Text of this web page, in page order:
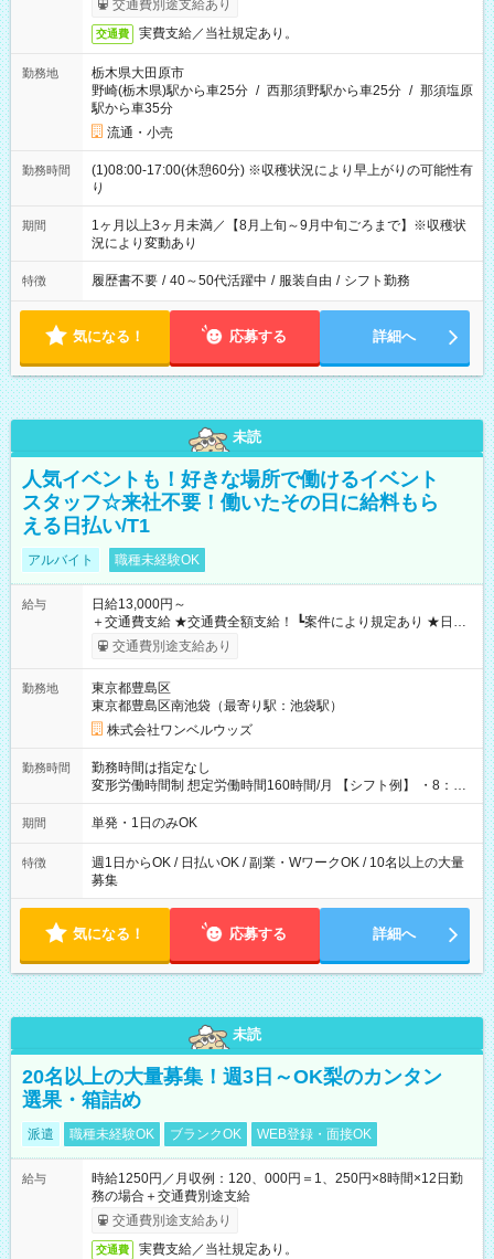
交通費別途支給あり
交通費 実費支給／当社規定あり。
勤務地
栃木県大田原市
野崎(栃木県)駅から車25分 / 西那須野駅から車25分 / 那須塩原
駅から車35分
流通・小売
勤務時間
(1)08:00-17:00(休憩60分) ※収穫状況により早上がりの可能性有
り
期間
1ヶ月以上3ヶ月未満／【8月上旬～9月中旬ごろまで】※収穫状
況により変動あり
特徴 履歴書不要 / 40～50代活躍中 / 服装自由 / シフト勤務
気になる！ 応募する 詳細へ
未読
人気イベントも！好きな場所で働けるイベント
スタッフ☆来社不要！働いたその日に給料もら
える日払い/T1
アルバイト 職種未経験OK
給与
日給13,000円～
＋交通費支給 ★交通費全額支給！ ┗案件により規定あり ★日払
いOK！（規定あり） ┗働いたその日に現金GET♪ お仕事後はコ
ンビニATMから 日払い分を引き落とせます！ 【試用期間】試
交通費別途支給あり
勤務地
東京都豊島区
東京都豊島区南池袋（最寄り駅：池袋駅）
株式会社ワンベルウッズ
勤務時間
勤務時間は指定なし
変形労働時間制 想定労働時間160時間/月 【シフト例】 ・8：00
～21：00
期間 単発・1日のみOK
特徴
週1日からOK / 日払いOK / 副業・WワークOK / 10名以上の大量
募集
気になる！ 応募する 詳細へ
未読
20名以上の大量募集！週3日～OK梨のカンタン
選果・箱詰め
派遣 職種未経験OK ブランクOK WEB登録・面接OK
給与
時給1250円／月収例：120、000円＝1、250円×8時間×12日勤
務の場合＋交通費別途支給
交通費別途支給あり
交通費 実費支給／当社規定あり。